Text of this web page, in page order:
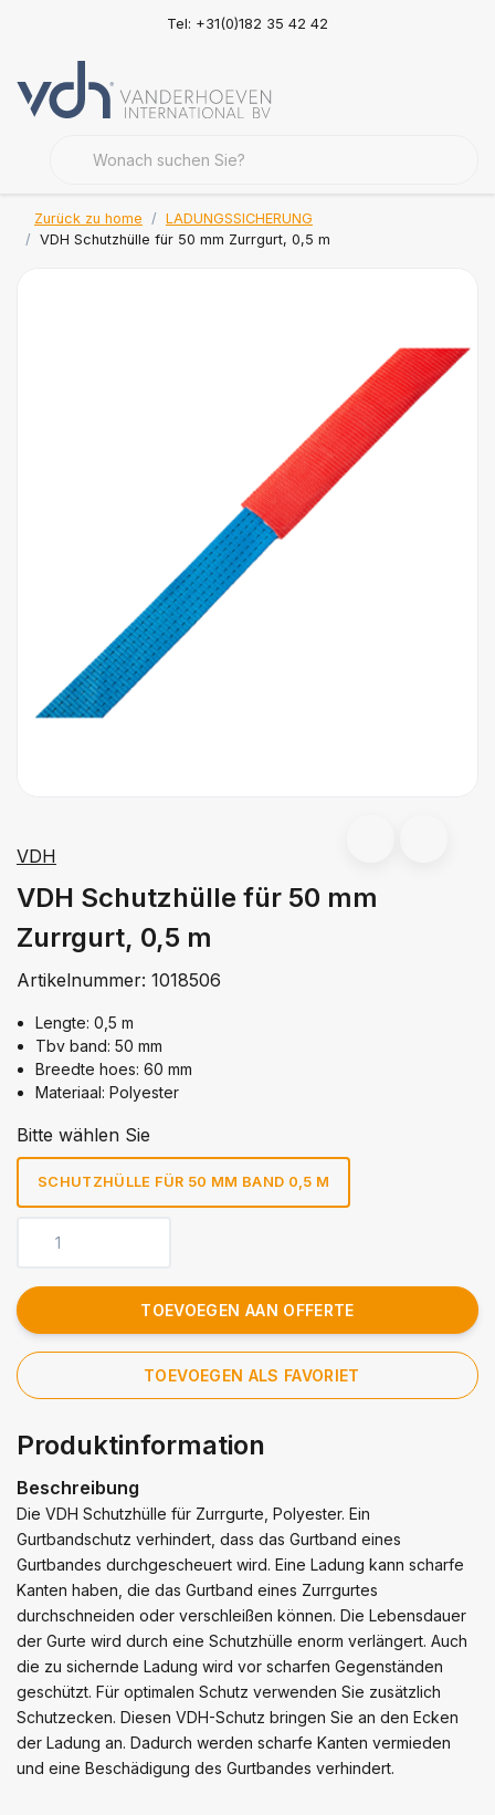
Tel: +31(0)182 35 42 42
Zurück zu home
LADUNGSSICHERUNG
VDH Schutzhülle für 50 mm Zurrgurt, 0,5 m
VDH
VDH Schutzhülle für 50 mm
Zurrgurt, 0,5 m
Artikelnummer: 1018506
Lengte: 0,5 m
Tbv band: 50 mm
Breedte hoes: 60 mm
Materiaal: Polyester
Bitte wählen Sie
SCHUTZHÜLLE FÜR 50 MM BAND 0,5 M
TOEVOEGEN AAN OFFERTE
TOEVOEGEN ALS FAVORIET
Produktinformation
Beschreibung
Die VDH Schutzhülle für Zurrgurte, Polyester. Ein
Gurtbandschutz verhindert, dass das Gurtband eines
Gurtbandes durchgescheuert wird. Eine Ladung kann scharfe
Kanten haben, die das Gurtband eines Zurrgurtes
durchschneiden oder verschleißen können. Die Lebensdauer
der Gurte wird durch eine Schutzhülle enorm verlängert. Auch
die zu sichernde Ladung wird vor scharfen Gegenständen
geschützt. Für optimalen Schutz verwenden Sie zusätzlich
Schutzecken. Diesen VDH-Schutz bringen Sie an den Ecken
der Ladung an. Dadurch werden scharfe Kanten vermieden
und eine Beschädigung des Gurtbandes verhindert.